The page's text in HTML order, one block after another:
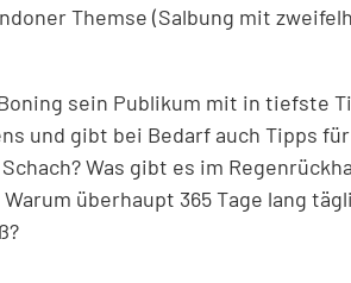
Themse (Salbung mit
sein Publikum mit in tiefste
und gibt bei Bedarf auch Tipps
Was gibt es im
überhaupt 365 Tage lang